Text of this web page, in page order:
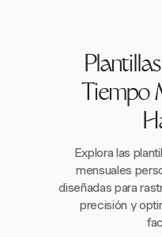
Tiempo
Explora las
mensuales
diseñadas para
precisión y